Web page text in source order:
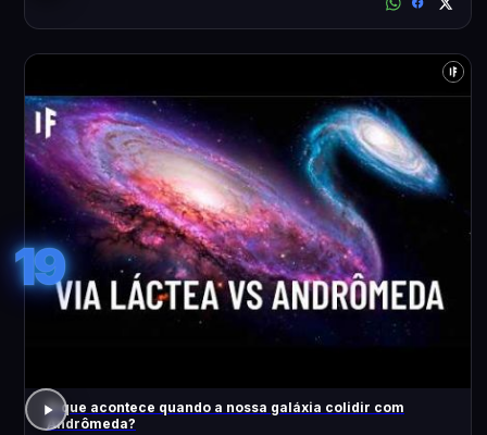
19
O que acontece quando a nossa galáxia colidir com
Andrômeda?